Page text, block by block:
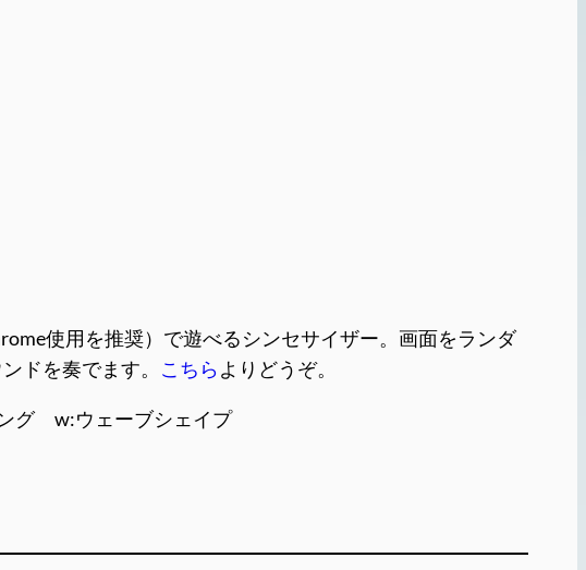
使用を推奨）で遊べるシンセサイザー。画面をランダ
ドを奏でます。 こちらよりどうぞ。
グ w:ウェーブシェイプ